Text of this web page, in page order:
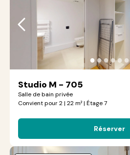
●●●●●●
Studio M - 705
Salle de bain privée
Convient pour 2 | 22 m² | Étage 7
Réserver